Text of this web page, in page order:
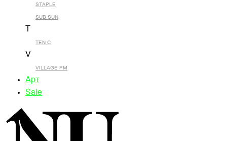
STAPLE
SUB SUN
TEN C
V
VILLAGE PM
Арт
Sale